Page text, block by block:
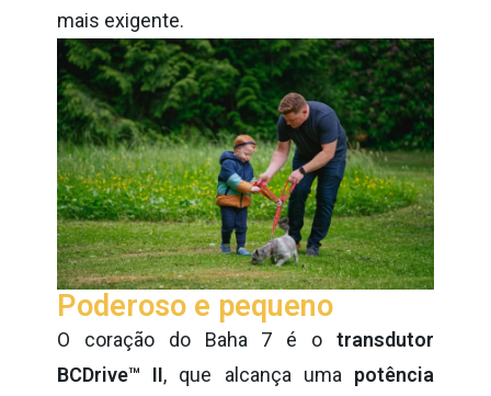
mais exigente.
Poderoso e pequeno
O coração do Baha 7 é o transdutor
BCDrive™ II, que alcança uma potência